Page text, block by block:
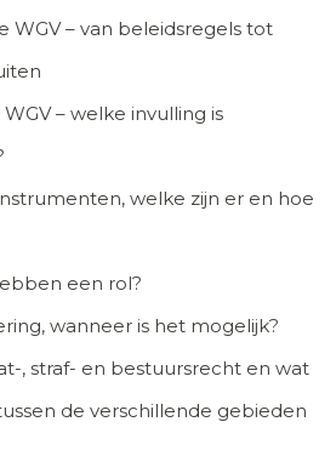
WGV – van beleidsregels tot
– welke invulling is
welke zijn er en hoe
een rol?
wanneer is het mogelijk?
, straf- en bestuursrecht en wat
de verschillende gebieden